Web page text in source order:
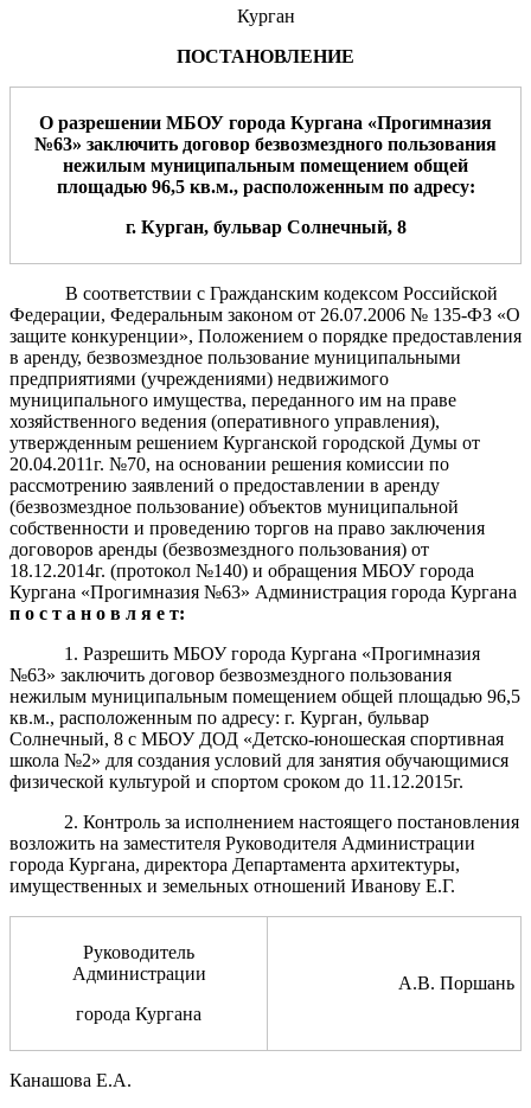
Курган
ПОСТАНОВЛЕНИЕ
О разрешении МБОУ города Кургана «Прогимназия
№63» заключить договор безвозмездного пользования
нежилым муниципальным помещением общей
площадью 96,5 кв.м., расположенным по адресу:
г. Курган, бульвар Солнечный, 8
В соответствии с Гражданским кодексом Российской
Федерации, Федеральным законом от 26.07.2006 № 135-ФЗ «О
защите конкуренции», Положением о порядке предоставления
в аренду, безвозмездное пользование муниципальными
предприятиями (учреждениями) недвижимого
муниципального имущества, переданного им на праве
хозяйственного ведения (оперативного управления),
утвержденным решением Курганской городской Думы от
20.04.2011г. №70, на основании решения комиссии по
рассмотрению заявлений о предоставлении в аренду
(безвозмездное пользование) объектов муниципальной
собственности и проведению торгов на право заключения
договоров аренды (безвозмездного пользования) от
18.12.2014г. (протокол №140) и обращения МБОУ города
Кургана «Прогимназия №63» Администрация города Кургана
п о с т а н о в л я е т:
1. Разрешить МБОУ города Кургана «Прогимназия
№63» заключить договор безвозмездного пользования
нежилым муниципальным помещением общей площадью 96,5
кв.м., расположенным по адресу: г. Курган, бульвар
Солнечный, 8 с МБОУ ДОД «Детско-юношеская спортивная
школа №2» для создания условий для занятия обучающимися
физической культурой и спортом сроком до 11.12.2015г.
2. Контроль за исполнением настоящего постановления
возложить на заместителя Руководителя Администрации
города Кургана, директора Департамента архитектуры,
имущественных и земельных отношений Иванову Е.Г.
Руководитель
Администрации
города Кургана
А.В. Поршань
Канашова Е.А.